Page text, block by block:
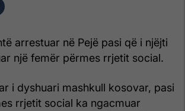
arrestuar në Pejë pasi që i njëjti
një femër përmes rrjetit social.
i dyshuari mashkull kosovar, pasi
rrjetit social ka ngacmuar